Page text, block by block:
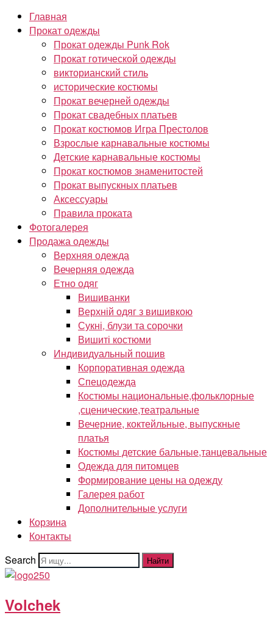
Главная
Прокат одежды
Прокат одежды Punk Rok
Прокат готической одежды
викторианский стиль
исторические костюмы
Прокат вечерней одежды
Прокат свадебных платьев
Прокат костюмов Игра Престолов
Взрослые карнавальные костюмы
Детские карнавальные костюмы
Прокат костюмов знаменитостей
Прокат выпускных платьев
Аксессуары
Правила проката
Фотогалерея
Продажа одежды
Верхняя одежда
Вечерняя одежда
Етно одяг
Вишиванки
Верхній одяг з вишивкою
Сукні, блузи та сорочки
Вишиті костюми
Индивидуальный пошив
Корпоративная одежда
Спецодежда
Костюмы национальные,фольклорные
,сценические,театральные
Вечерние, коктейльные, выпускные
платья
Костюмы детские бальные,танцевальные
Одежда для питомцев
Формирование цены на одежду
Галерея работ
Дополнительные услуги
Корзина
Контакты
Search
Найти
Volchek